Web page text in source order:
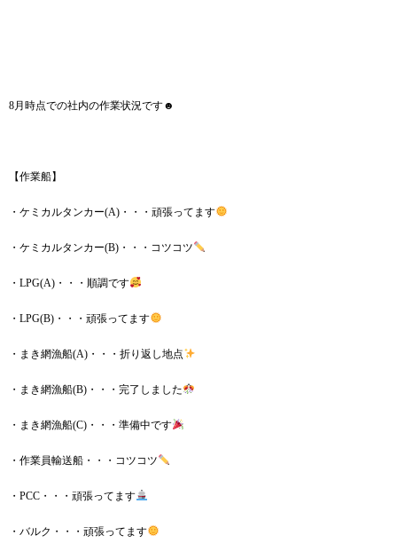
8月時点での社内の作業状況です☻
【作業船】
・ケミカルタンカー(A)・・・頑張ってます
・ケミカルタンカー(B)・・・コツコツ
・LPG(A)・・・順調です
・LPG(B)・・・頑張ってます
・まき網漁船(A)・・・折り返し地点
・まき網漁船(B)・・・完了しました
・まき網漁船(C)・・・準備中です
・作業員輸送船・・・コツコツ
・PCC・・・頑張ってます
・バルク・・・頑張ってます